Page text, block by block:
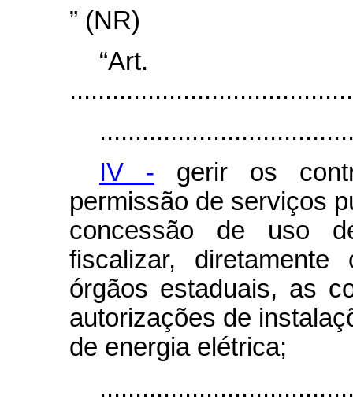
” (NR)
IV - gerir os
permissão de serviços
concessão de uso
fiscalizar,
órgãos estaduais, as
autorizações de
de energia elétrica;